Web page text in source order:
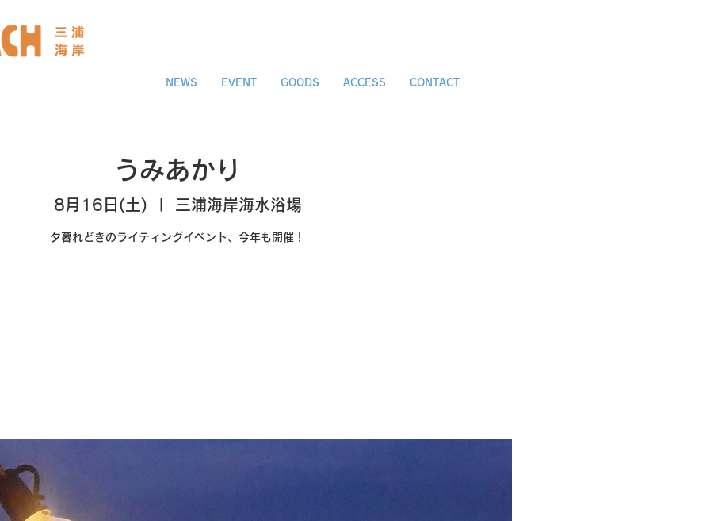
NEWS EVENT GOODS ACCESS CONTACT
うみあかり
8月16日(土) 三浦海岸海水浴場
夕暮れどきのライティングイベント、今年も開催！